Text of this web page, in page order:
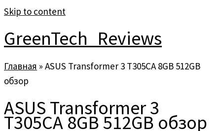
Skip to content
GreenTech_Reviews
Главная » ASUS Transformer 3 T305CA 8GB 512GB
обзор
ASUS Transformer 3
T305CA 8GB 512GB обзор